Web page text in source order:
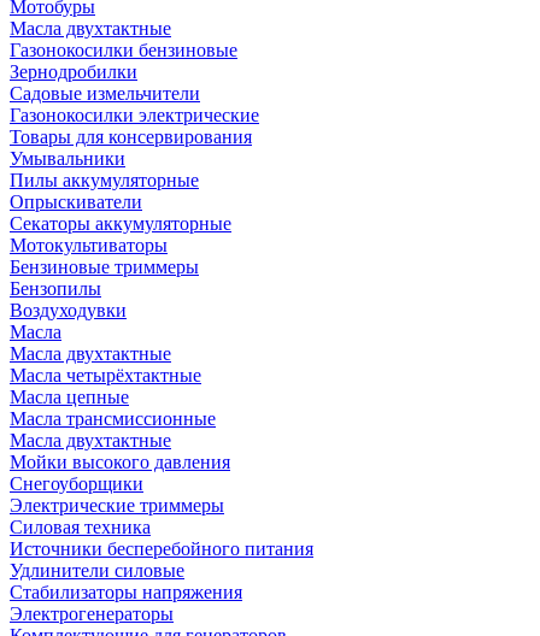
Мотобуры
Масла двухтактные
Газонокосилки бензиновые
Зернодробилки
Садовые измельчители
Газонокосилки электрические
Товары для консервирования
Умывальники
Пилы аккумуляторные
Опрыскиватели
Секаторы аккумуляторные
Мотокультиваторы
Бензиновые триммеры
Бензопилы
Воздуходувки
Масла
Масла двухтактные
Масла четырёхтактные
Масла цепные
Масла трансмиссионные
Масла двухтактные
Мойки высокого давления
Снегоуборщики
Электрические триммеры
Силовая техника
Источники бесперебойного питания
Удлинители силовые
Стабилизаторы напряжения
Электрогенераторы